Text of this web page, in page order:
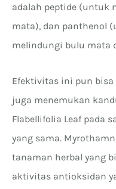
adalah peptide (untuk
mata), dan panthenol
melindungi bulu mata
Efektivitas ini pun
juga menemukan
Flabellifolia Leaf pada
yang sama.
tanaman herbal yang
aktivitas antioksidan